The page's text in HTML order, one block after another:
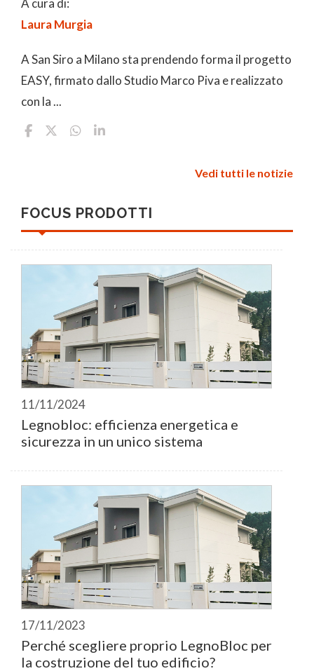
A cura di:
Laura Murgia
A San Siro a Milano sta prendendo forma il progetto
EASY, firmato dallo Studio Marco Piva e realizzato
con la ...
Vedi tutti le notizie
FOCUS PRODOTTI
11/11/2024
Legnobloc: efficienza energetica e
sicurezza in un unico sistema
17/11/2023
Perché scegliere proprio LegnoBloc per
la costruzione del tuo edificio?